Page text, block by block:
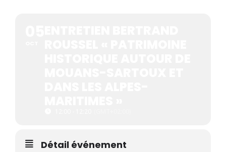
Détail événement